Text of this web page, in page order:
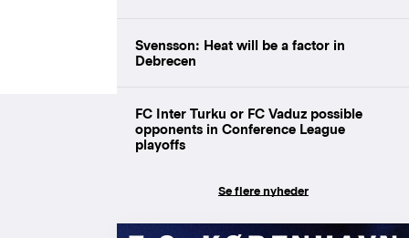
Svensson: Heat will be a factor in
Debrecen
FC Inter Turku or FC Vaduz possible
opponents in Conference League
playoffs
Se flere nyheder